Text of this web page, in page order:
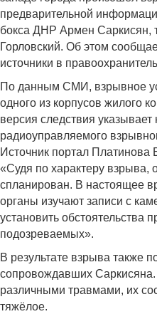
предварительной
бокса ДНР Армен Саркисян,
Горловский. Об этом
источники в
По данным СМИ, взрывное
одного из корпусов жилого
версия следствия
радиоуправляемого
Источник портал Платинова
«Судя по характеру взрыва,
спланирован. В настоящее
органы изучают записи с
установить обстоятельства
подозреваемых».
В результате взрыва также
сопровождавших
различными травмами, их
тяжёлое.